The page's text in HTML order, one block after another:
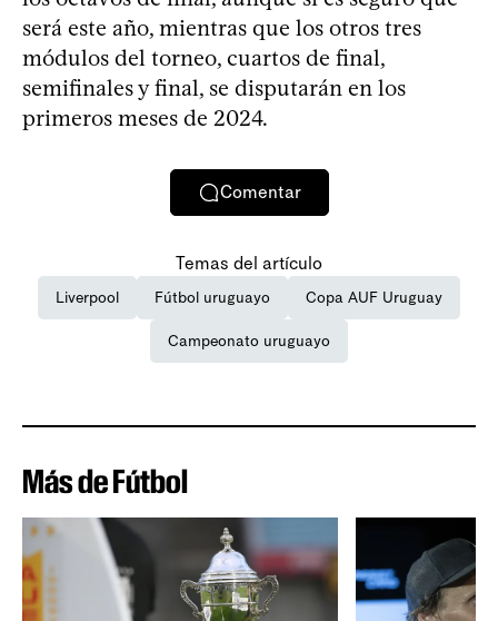
será este año, mientras que los otros tres
módulos del torneo, cuartos de final,
semifinales y final, se disputarán en los
primeros meses de 2024.
Comentar
Temas del artículo
Liverpool Fútbol uruguayo Copa AUF Uruguay
Campeonato uruguayo
Más de Fútbol